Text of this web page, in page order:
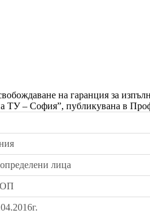
на гаранция за
– София”, публикувана в
лица